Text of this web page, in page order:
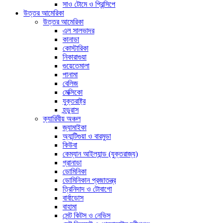
সাও টোমে ও প্রিন্সিপে
উত্তর আমেরিকা
উত্তর আমেরিকা
এল সালভাদর
কানাডা
কোস্টারিকা
নিকারাগুয়া
গুয়েতেমালা
পানামা
বেলিজ
মেক্সিকো
যুক্তরাষ্ট্র
হন্ডুরাস
ক্যারিবীয় অঞ্চল
জ্যামাইকা
অ্যান্টিগুয়া ও বারমুডা
কিউবা
কেম্যান আইল্যান্ড (যুক্তরাজ্য)
গ্রানাডা
ডোমিনিকা
ডোমিনিকান প্রজাতন্ত্র
ত্রিনিদাদ ও টোবাগো
বার্বাডোস
বাহামা
সেন্ট কিটস ও নেভিস